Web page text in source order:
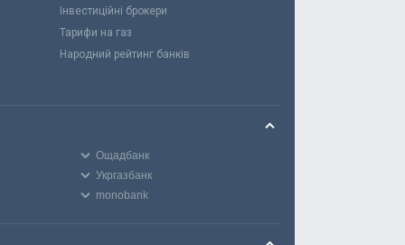
Інвестиційні брокери
Тарифи на газ
Народний рейтинг банків
Ощадбанк
Укргазбанк
monobank